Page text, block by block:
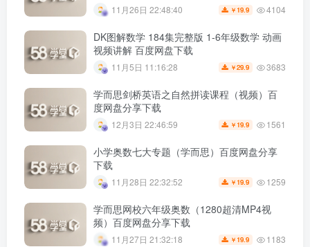
11月26日 22:48:40 ￥ 19.9 4104
DK图解数学 184集完整版 1-6年级数学 动画
视频讲解 百度网盘下载
11月5日 11:16:28 ￥29.9 3683
学而思剑桥英语之自然拼读课程（视频）百
度网盘分享下载
12月3日 22:46:59 ￥ 19.9 1561
小学奥数七大专题（学而思）百度网盘分享
下载
11月28日 22:32:52 ￥ 19.9 1259
学而思网校六年级奥数（1280超清MP4视
频）百度网盘分享下载
11月27日 21:32:18 ￥ 19.9 1183